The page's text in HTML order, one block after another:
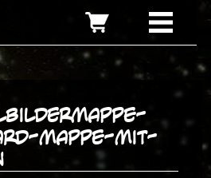
mappe-mit-